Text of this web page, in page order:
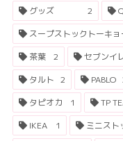
グッズ
2
スープストックトーキョ
茶葉
2 セブンイ
タルト 2 PABLO
タピオカ
1 TP
IKEA
1 ミニスト